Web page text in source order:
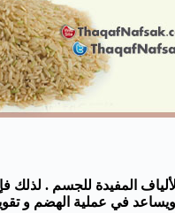
البني علي حوالي 40% من الألياف
في عملية الهضم و